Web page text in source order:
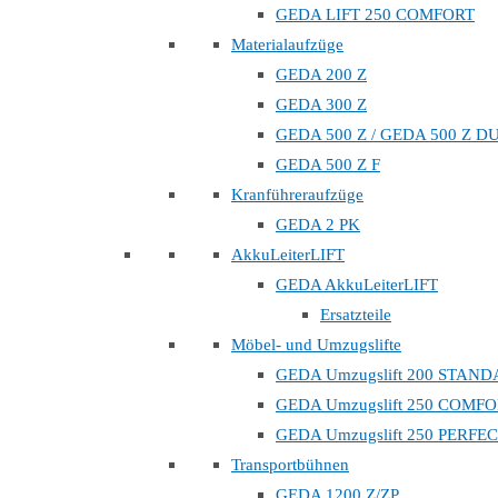
GEDA LIFT 250 COMFORT
Materialaufzüge
GEDA 200 Z
GEDA 300 Z
GEDA 500 Z / GEDA 500 Z
GEDA 500 Z F
Kranführeraufzüge
GEDA 2 PK
AkkuLeiterLIFT
GEDA AkkuLeiterLIFT
Ersatzteile
Möbel- und Umzugslifte
GEDA Umzugslift 200
GEDA Umzugslift 250
GEDA Umzugslift 250
Transportbühnen